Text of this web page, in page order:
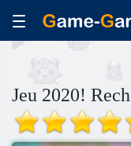
Jeu 2020!